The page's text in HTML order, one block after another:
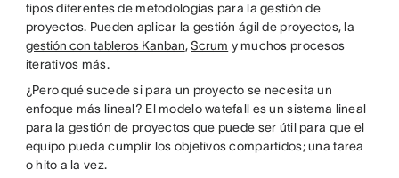
tipos diferentes de metodologías para la gestión de
proyectos. Pueden aplicar la gestión ágil de proyectos, la
gestión con tableros Kanban,Scrum y muchos procesos
iterativos más.
¿Pero qué sucede si para un proyecto se necesita un
enfoque más lineal? El modelo watefall es un sistema lineal
para la gestión de proyectos que puede ser útil para que el
equipo pueda cumplir los objetivos compartidos; una tarea
o hito a la vez.